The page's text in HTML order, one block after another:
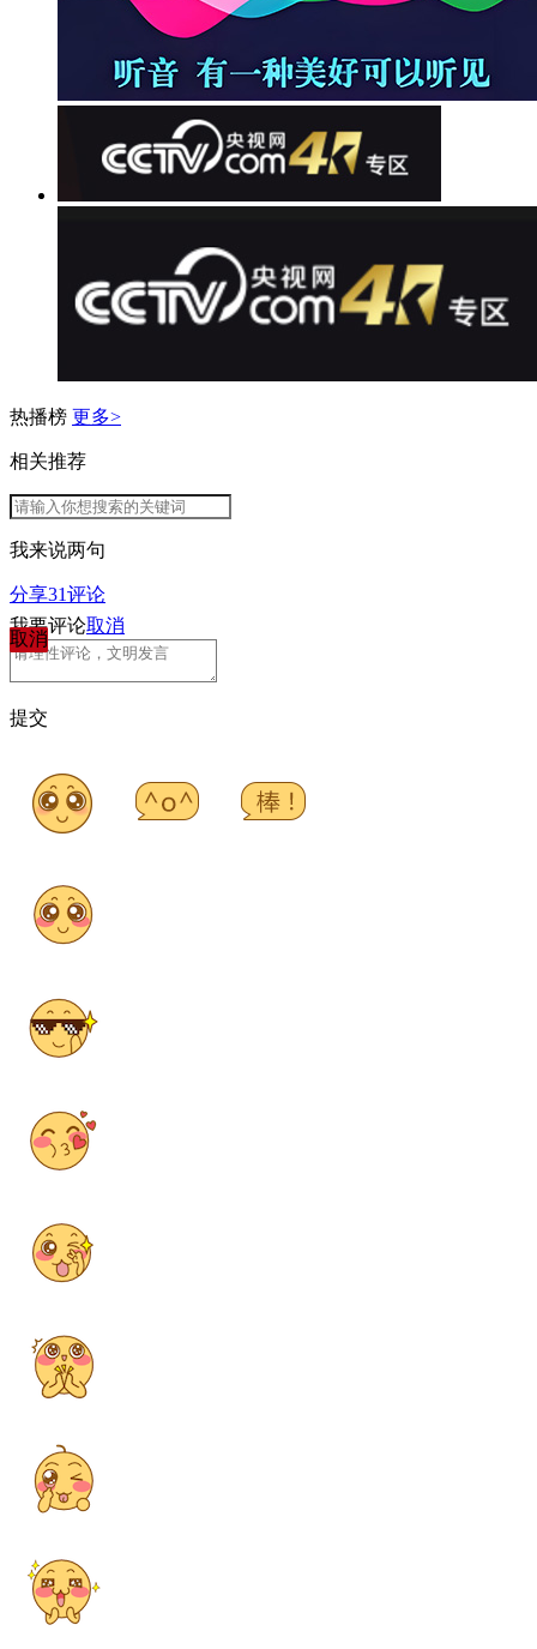
热播榜 更多>
相关推荐
我来说两句
分享31评论
取消
我要评论取消
提交